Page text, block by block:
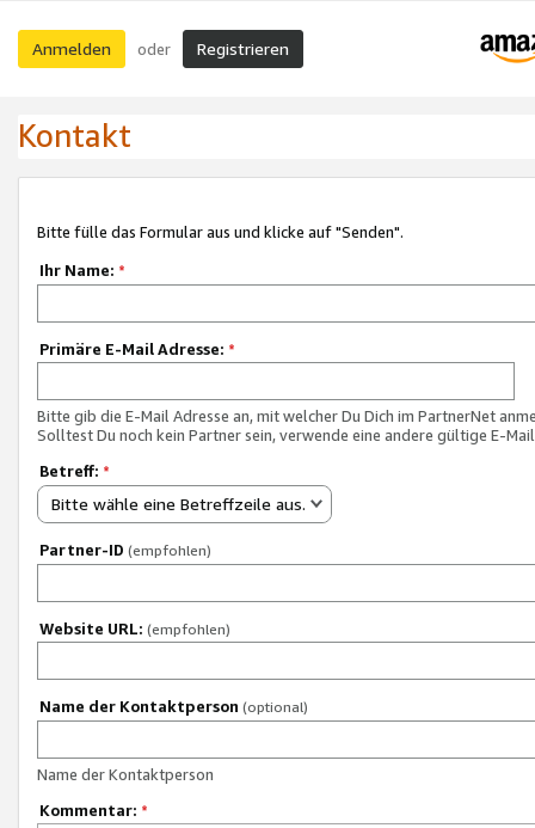
Anmelden oder Registrieren
Kontakt
Bitte fülle das Formular aus und klicke auf "Senden".
Ihr Name: *
Primäre E-Mail Adresse: *
Bitte gib die E-Mail Adresse an, mit welcher Du Dich im PartnerNet
Solltest Du noch kein Partner sein, verwende eine andere gültige E-
Betreff: *
Bitte wähle eine Betreffzeile aus.
Partner-ID (empfohlen)
Website URL: (empfohlen)
Name der Kontaktperson (optional)
Name der Kontaktperson
Kommentar: *